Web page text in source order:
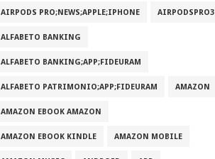
AIRPODS PRO;NEWS;APPLE;IPHONE AIRPODSPRO3
ALFABETO BANKING
ALFABETO BANKING;APP;FIDEURAM
ALFABETO PATRIMONI‪O‬;APP;FIDEURAM AMAZON
AMAZON EBOOK AMAZON
AMAZON EBOOK KINDLE AMAZON MOBILE